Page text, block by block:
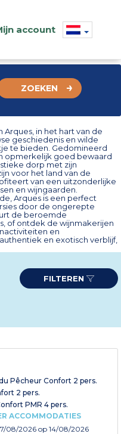
account
ZOEKEN
in het hart van de
geschiedenis en wilde
te bieden. Gedomineerd
opmerkelijk goed bewaard
dorp met zijn
voor het land van de
van een uitzonderlijke
en wijngaarden.
Arques is een perfect
door de ongerepte
de beroemde
of ontdek de wijnmakerijen
en
en exotisch verblijf,
FILTEREN
Pêcheur Confort 2 pers.
2 pers.
PMR 4 pers.
ACCOMMODATIES
08/2026op 14/08/2026